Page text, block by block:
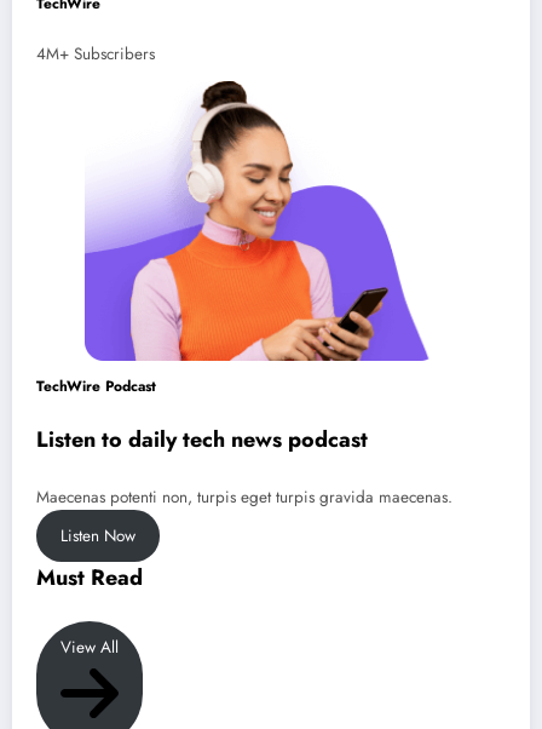
4M+ Subscribers
TechWire Podcast
Listen to daily tech news podcast
Maecenas potenti non, turpis eget turpis gravida maecenas.
Listen Now
Must Read
View All